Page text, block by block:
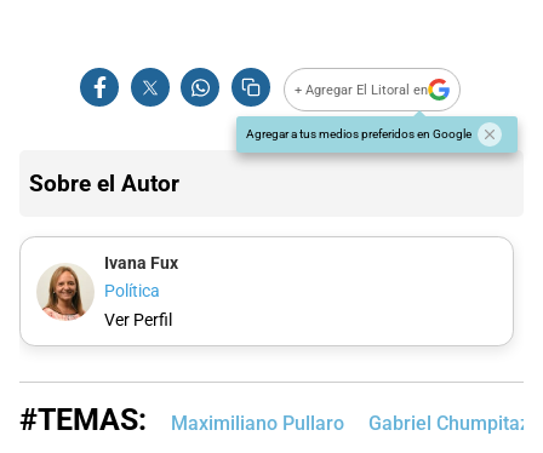
+ Agregar El Litoral en
Agregar a tus medios preferidos en Google
Sobre el Autor
Ivana Fux
Política
Ver Perfil
#TEMAS: Maximiliano Pullaro Gabriel Chumpitaz